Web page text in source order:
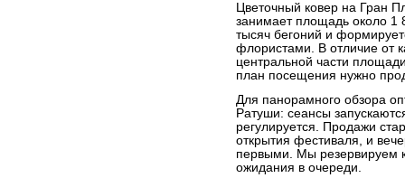
Цветочный ковер на Гран
занимает площадь около 1
тысяч бегоний и
флористами. В отличие от
центральной части
план посещения нужно
Для панорамного обзора
Ратуши: сеансы
регулируется. Продажи
открытия фестиваля, и
первыми. Мы резервируем
ожидания в очереди.